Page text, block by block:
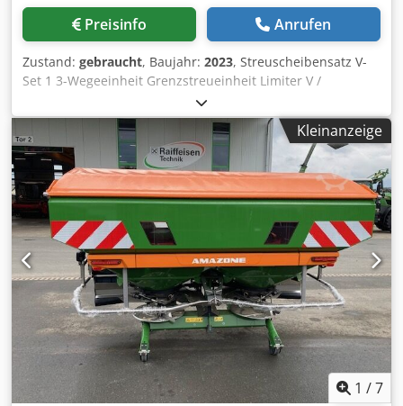
Preisinfo Anrufen
Zustand: gebraucht, Baujahr: 2023, Streuscheibensatz V-
Set 1 3-Wegeeinheit Grenzstreueinheit Limiter V /
Rohrschutzbügel S Rollvorrichtung steckbar Streuwerk ZA-
V Behälteraufsatz S / 2000 Gelenkwelle mit Reibkupplung
Einbauteile f. ZA-Grundgeräte Schmutzfänger S / LED-
Beleuchtung Crjdpfx Ajt Dwh Repnsf
Kleinanzeige
1 /7